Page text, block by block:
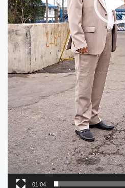
01:04